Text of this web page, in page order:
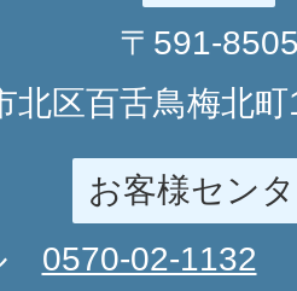
〒591-
北区百舌鳥梅北
お客様セン
0570-02-1132